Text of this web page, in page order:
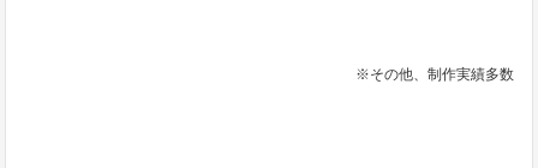
※その他、制作実績多数